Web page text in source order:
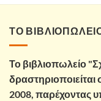
ΤΟ
Το βιβλιοπωλείο
2008, παρέχοντας